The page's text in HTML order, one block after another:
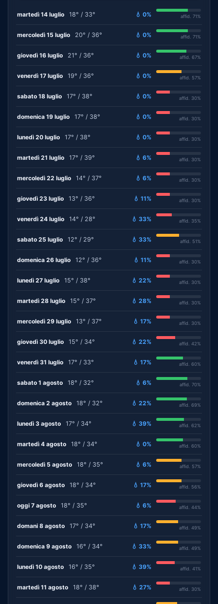
martedì 14 luglio 18° / 33° 💧 0% affid. 71%
mercoledì 15 luglio 20° / 36° 💧 0% affid. 71%
giovedì 16 luglio 21° / 36° 💧 0% affid. 67%
venerdì 17 luglio 19° / 36° 💧 0% affid. 57%
sabato 18 luglio 17° / 38° 💧 0% affid. 30%
domenica 19 luglio 17° / 38° 💧 0% affid. 30%
lunedì 20 luglio 17° / 38° 💧 0% affid. 30%
martedì 21 luglio 17° / 39° 💧 6% affid. 30%
mercoledì 22 luglio 14° / 37° 💧 6% affid. 30%
giovedì 23 luglio 13° / 36° 💧 11% affid. 30%
venerdì 24 luglio 14° / 28° 💧 33% affid. 35%
sabato 25 luglio 12° / 29° 💧 33% affid. 51%
domenica 26 luglio 12° / 36° 💧 11% affid. 30%
lunedì 27 luglio 15° / 38° 💧 22% affid. 30%
martedì 28 luglio 15° / 37° 💧 28% affid. 30%
mercoledì 29 luglio 13° / 37° 💧 17% affid. 30%
giovedì 30 luglio 15° / 34° 💧 22% affid. 42%
venerdì 31 luglio 17° / 33° 💧 17% affid. 60%
sabato 1 agosto 18° / 32° 💧 6% affid. 70%
domenica 2 agosto 18° / 32° 💧 22% affid. 69%
lunedì 3 agosto 17° / 34° 💧 39% affid. 62%
martedì 4 agosto 18° / 34° 💧 0% affid. 60%
mercoledì 5 agosto 18° / 35° 💧 6% affid. 57%
giovedì 6 agosto 18° / 34° 💧 17% affid. 56%
oggi 7 agosto 18° / 35° 💧 6% affid. 44%
domani 8 agosto 17° / 34° 💧 17% affid. 49%
domenica 9 agosto 16° / 34° 💧 33% affid. 49%
lunedì 10 agosto 16° / 35° 💧 39% affid. 41%
martedì 11 agosto 18° / 38° 💧 27% affid. 30%